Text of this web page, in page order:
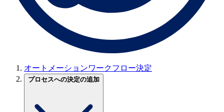
オートメーションワークフロー決定
プロセスへの決定の追加